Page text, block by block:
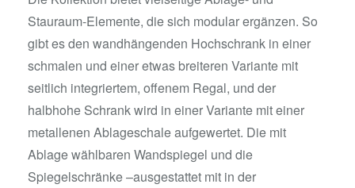
Stauraum-Elemente, die sich modular ergänzen. So
gibt es den wandhängenden Hochschrank in einer
schmalen und einer etwas breiteren Variante mit
seitlich integriertem, offenem Regal, und der
halbhohe Schrank wird in einer Variante mit einer
metallenen Ablageschale aufgewertet. Die mit
Ablage wählbaren Wandspiegel und die
Spiegelschränke –ausgestattet mit in der